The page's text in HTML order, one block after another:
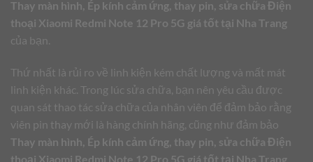
Thay màn hình, Ép kính cảm ứng, thay pin, sửa chữa Điện
thoại Xiaomi Redmi Note 12 Pro 5G giá tốt tại Nha Trang
của bạn.
Thứ nhất là rủi ro về linh kiện kém chất lượng và mất mát
linh kiện khác. Trong lúc sửa chữa, bạn nên yêu cầu được
quan sát thao tác sửa chữa của nhân viên để đảm bảo rằng
viên pin thay mới là hàng chính hãng, cũng như đảm bảo
Thay màn hình, Ép kính cảm ứng, thay pin, sửa chữa Điện
thoại Xiaomi Redmi Note 12 Pro 5G giá tốt tại Nha Trang